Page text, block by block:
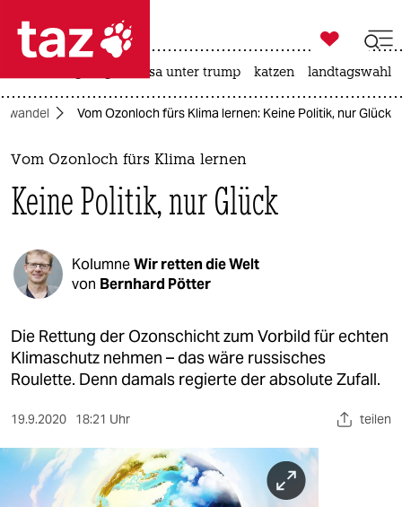
 taz zahl ich
taz zahl ich
themen
politik
öko
gesellschaft
kultur
sport
nord
wahrheit

taz zahl ich
usa unter trump katzen landtagswahl
Vom Ozonloch fürs Klima lernen: Keine Politik, nur Glück
Vom Ozonloch fürs Klima lernen
Keine Politik, nur Glück
KolumneWir retten die Welt
von Bernhard Pötter
Die Rettung der Ozonschicht zum Vorbild für echten
Klimaschutz nehmen – das wäre russisches
Roulette. Denn damals regierte der absolute Zufall.
19.9.2020 18:21 Uhr teilen